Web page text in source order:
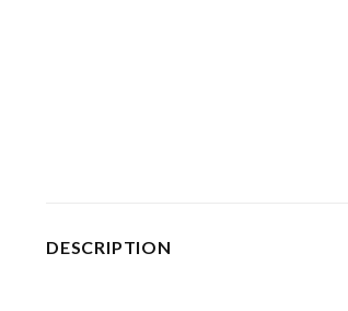
DESCRIPTION